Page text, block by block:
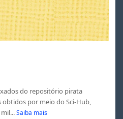
do repositório pirata
obtidos por meio do Sci-Hub,
Saiba mais